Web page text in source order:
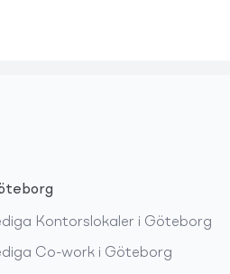
Kontorslokaler i Göteborg
Co-work i Göteborg